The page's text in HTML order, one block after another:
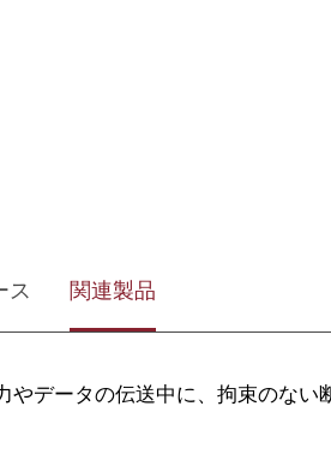
ス 関連製品
やデータの伝送中に、拘束のな